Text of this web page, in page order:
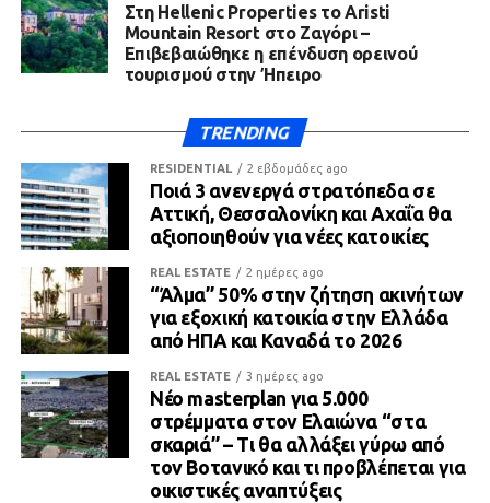
Στη Hellenic Properties το Aristi
Mountain Resort στο Ζαγόρι –
Επιβεβαιώθηκε η επένδυση ορεινού
τουρισμού στην Ήπειρο
TRENDING
RESIDENTIAL 2 εβδομάδες ago
Ποιά 3 ανενεργά στρατόπεδα σε
Αττική, Θεσσαλονίκη και Αχαΐα θα
αξιοποιηθούν για νέες κατοικίες
REAL ESTATE 2 ημέρες ago
“Άλμα” 50% στην ζήτηση ακινήτων
για εξοχική κατοικία στην Ελλάδα
από ΗΠΑ και Καναδά το 2026
REAL ESTATE 3 ημέρες ago
Νέο masterplan για 5.000
στρέμματα στον Ελαιώνα “στα
σκαριά” – Τι θα αλλάξει γύρω από
τον Βοτανικό και τι προβλέπεται για
οικιστικές αναπτύξεις